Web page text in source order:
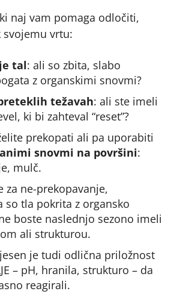
naj vam pomaga odločiti,
vrtu:
tal: ali so zbita, slabo
z organskimi snovmi?
težavah: ali ste imeli
ki bi zahteval “reset”?
prekopati ali pa uporabiti
snovmi na površini:
mulč.
za ne-prekopavanje,
so tla pokrita z organsko
boste naslednjo sezono imeli
ali strukturou.
je tudi odlična priložnost
– pH, hranila, strukturo – da
reagirali.